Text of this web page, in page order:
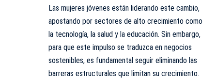
Las mujeres jóvenes están liderando este cambio,
apostando por sectores de alto crecimiento como
la tecnología, la salud y la educación. Sin embargo,
para que este impulso se traduzca en negocios
sostenibles, es fundamental seguir eliminando las
barreras estructurales que limitan su crecimiento.